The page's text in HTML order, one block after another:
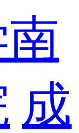
成